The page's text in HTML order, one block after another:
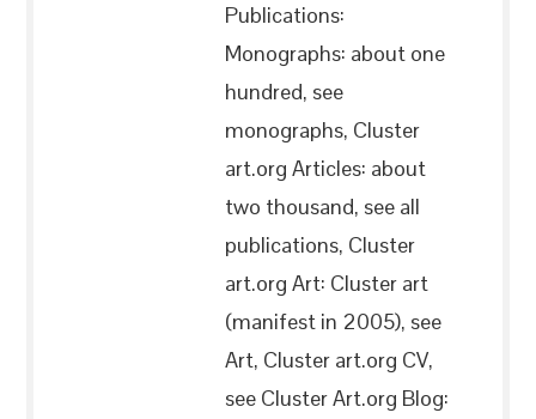
Publications:
Monographs: about one
hundred, see
monographs, Cluster
art.org Articles: about
two thousand, see all
publications, Cluster
art.org Art: Cluster art
(manifest in 2005), see
Art, Cluster art.org CV,
see Cluster Art.org Blog: